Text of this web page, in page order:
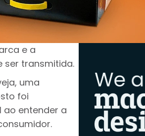
e a
ser transmitida.
uma
foi
ao entender a